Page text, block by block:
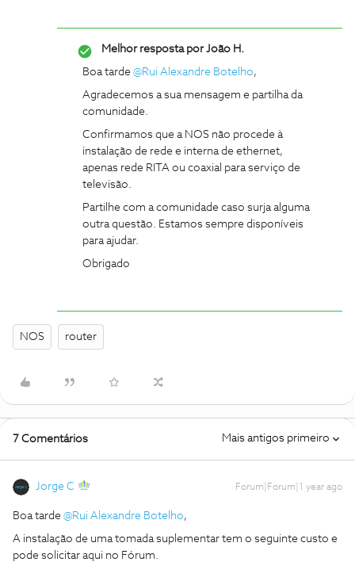
Melhor resposta porJoão H.
Boa tarde @Rui Alexandre Botelho,
Agradecemos a sua mensagem e partilha da
comunidade.
Confirmamos que a NOS não procede à
instalação de rede e interna de ethernet,
apenas rede RITA ou coaxial para serviço de
televisão.
Partilhe com a comunidade caso surja alguma
outra questão. Estamos sempre disponíveis
para ajudar.
Obrigado
NOS router
7 Comentários Mais antigos primeiro
Jorge C Forum|Forum|1 year ago
Boa tarde @Rui Alexandre Botelho,
A instalação de uma tomada suplementar tem o seguinte custo e
pode solicitar aqui no Fórum.